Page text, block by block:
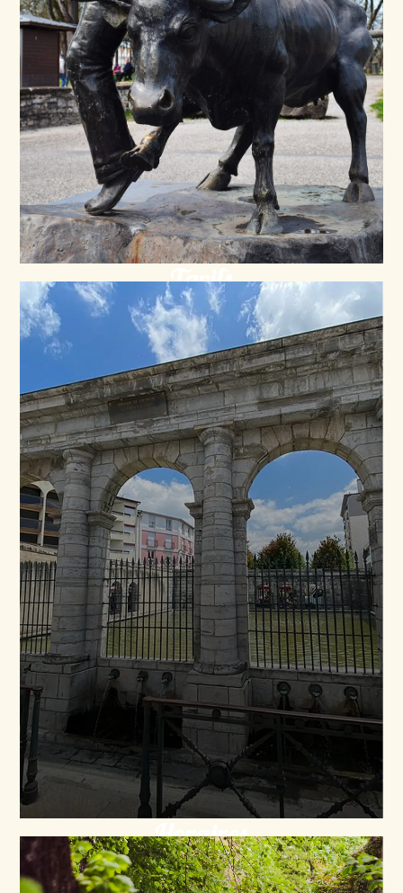
Tarifs
Découvrez nos formules : du billet individuel aux
offres spéciales pour les groupes.
Horaires
Consultez les horaires et la fréquence des départs
pour planifier votre balade.